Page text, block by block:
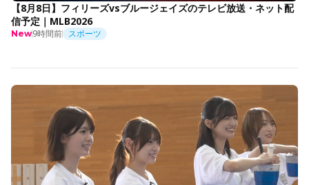
【8月8日】フィリーズvsブルージェイズのテレビ放送・ネット配
信予定｜MLB2026
New9時間前 スポーツ